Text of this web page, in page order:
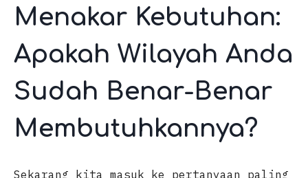
Menakar Kebutuhan:
Apakah Wilayah Anda
Sudah Benar-Benar
Membutuhkannya?
Sekarang kita masuk ke pertanyaan paling